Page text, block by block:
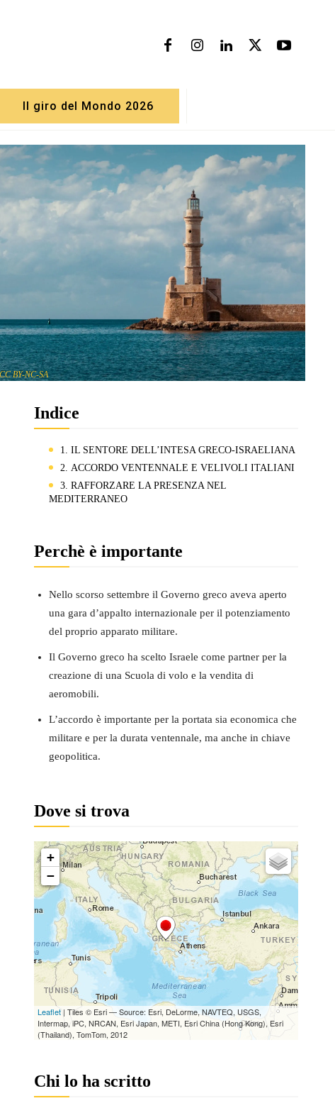
Il giro del Mondo 2026
CC BY-NC-SA
Indice
1. IL SENTORE DELL’INTESA GRECO-ISRAELIANA
2. ACCORDO VENTENNALE E VELIVOLI ITALIANI
3. RAFFORZARE LA PRESENZA NEL
MEDITERRANEO
Perchè è importante
Nello scorso settembre il Governo greco aveva aperto
una gara d’appalto internazionale per il potenziamento
del proprio apparato militare.
Il Governo greco ha scelto Israele come partner per la
creazione di una Scuola di volo e la vendita di
aeromobili.
L’accordo è importante per la portata sia economica che
militare e per la durata ventennale, ma anche in chiave
geopolitica.
Dove si trova
Chi lo ha scritto